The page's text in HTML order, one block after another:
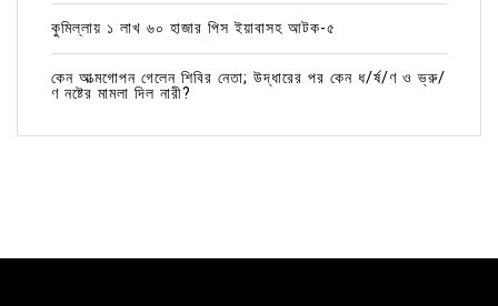
কুমিল্লায় ১ লাখ ৬০ হাজার পিস ইয়াবাসহ আটক-৫
কেন আত্মগোপন গেলেন শিবির নেতা; উদ্ধারের পর কেন ধ/র্ষ/ণ ও ভ্রু/
ণ নষ্টের মামলা দিল নারী?